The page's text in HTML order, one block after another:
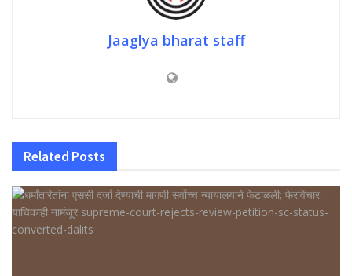
Jaaglya bharat staff
Related Posts